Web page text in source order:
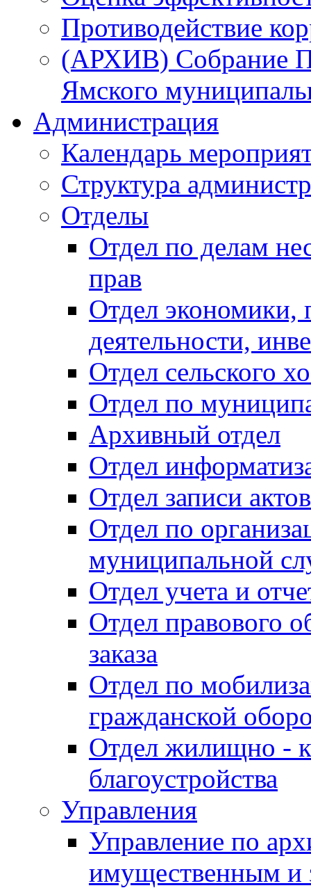
Противодействие
(АРХИВ) Собрание
Ямского
Администрация
Календарь
Структура
Отделы
Отдел по делам
прав
Отдел экономики,
деятельности,
Отдел сельского
Отдел по
Архивный отдел
Отдел
Отдел записи
Отдел по
муниципальной
Отдел учета и
Отдел правового
заказа
Отдел по
гражданской
Отдел жилищно -
благоустройства
Управления
Управление по
имущественным и